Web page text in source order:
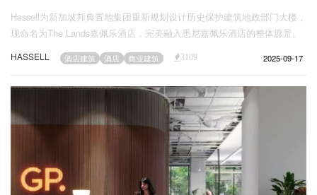
Hassell为新加坡邦典置地集团重新规划设计历史保护建筑地政部门大楼，
现命名为The Lands嘉佩乐酒店，完美融入悉尼嘉佩乐酒店的整体愿景。
HASSELL 酒店建筑 酒店 商业建筑 3109 2025-09-17